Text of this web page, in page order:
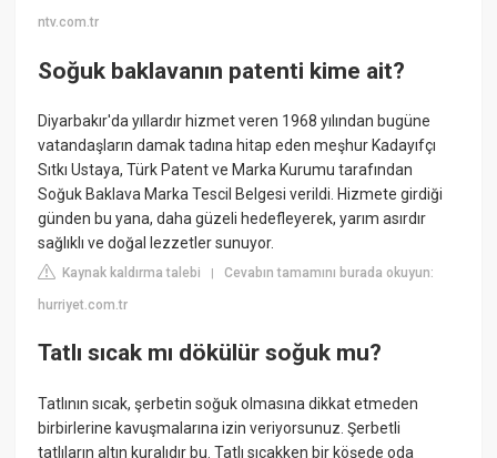
ntv.com.tr
Soğuk baklavanın patenti kime ait?
Diyarbakır'da yıllardır hizmet veren 1968 yılından bugüne
vatandaşların damak tadına hitap eden meşhur Kadayıfçı
Sıtkı Ustaya, Türk Patent ve Marka Kurumu tarafından
Soğuk Baklava Marka Tescil Belgesi verildi. Hizmete girdiği
günden bu yana, daha güzeli hedefleyerek, yarım asırdır
sağlıklı ve doğal lezzetler sunuyor.
Kaynak kaldırma talebi |Cevabın tamamını burada okuyun:
hurriyet.com.tr
Tatlı sıcak mı dökülür soğuk mu?
Tatlının sıcak, şerbetin soğuk olmasına dikkat etmeden
birbirlerine kavuşmalarına izin veriyorsunuz. Şerbetli
tatlıların altın kuralıdır bu. Tatlı sıcakken bir köşede oda